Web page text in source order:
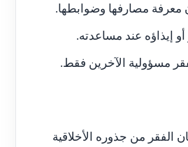
معرفة مصارفها وضوابطها.
إيذاؤه عند مساعدته.
مسؤولية الآخرين فقط.
الفقر من جذوره الأخلاقية